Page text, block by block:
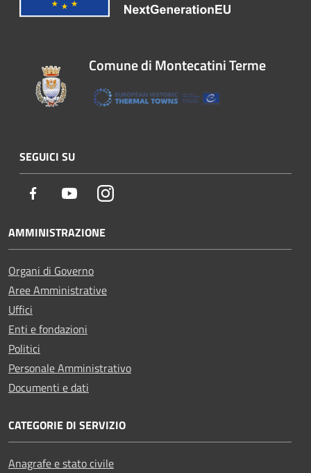
Comune di Montecatini Terme
SEGUICI SU
Facebook YoutubeInstagram
AMMINISTRAZIONE
Organi di Governo
Aree Amministrative
Uffici
Enti e fondazioni
Politici
Personale Amministrativo
Documenti e dati
CATEGORIE DI SERVIZIO
Anagrafe e stato civile